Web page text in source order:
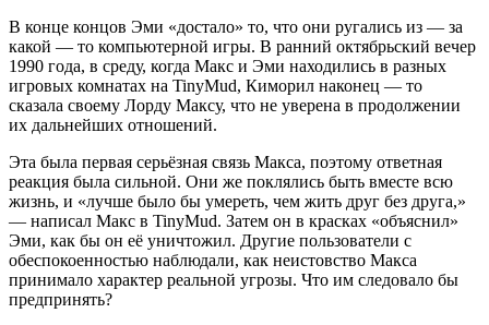
В конце концов Эми «достало» то, что они ругались из — за
какой — то компьютерной игры. В ранний октябрьский вечер
1990 года, в среду, когда Макс и Эми находились в разных
игровых комнатах на TinyMud, Киморил наконец — то
сказала своему Лорду Максу, что не уверена в продолжении
их дальнейших отношений.
Эта была первая серьёзная связь Макса, поэтому ответная
реакция была сильной. Они же поклялись быть вместе всю
жизнь, и «лучше было бы умереть, чем жить друг без друга,»
— написал Макс в TinyMud. Затем он в красках «объяснил»
Эми, как бы он её уничтожил. Другие пользователи с
обеспокоенностью наблюдали, как неистовство Макса
принимало характер реальной угрозы. Что им следовало бы
предпринять?